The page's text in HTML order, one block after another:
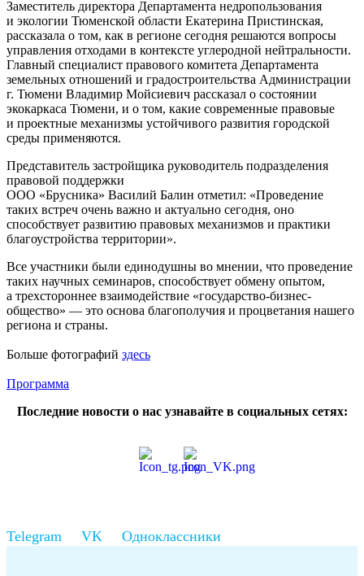
Заместитель директора Департамента недропользования
и экологии Тюменской области Екатерина Пристинская,
рассказала о том, как в регионе сегодня решаются вопросы
управления отходами в контексте углеродной нейтральности.
Главный специалист правового комитета Департамента
земельных отношений и градостроительства Администрации
г. Тюмени Владимир Мойсиевич рассказал о состоянии
экокаркаса Тюмени, и о том, какие современные правовые
и проектные механизмы устойчивого развития городской
среды применяются.
Представитель застройщика руководитель подразделения
правовой поддержки
ООО «Брусника» Василий Балин отметил: «Проведение
таких встреч очень важно и актуально сегодня, оно
способствует развитию правовых механизмов и практики
благоустройства территории».
Все участники были единодушны во мнении, что проведение
таких научных семинаров, способствует обмену опытом,
а трехстороннее взаимодействие «государство-бизнес-
общество» — это основа благополучия и процветания нашего
региона и страны.
Больше фотографий здесь
Программа
Последние новости о нас узнавайте в социальных сетях: